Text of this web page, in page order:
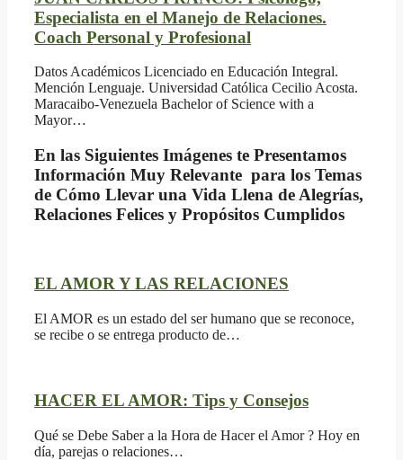
Especialista en el Manejo de Relaciones.
Coach Personal y Profesional
Datos Académicos Licenciado en Educación Integral.
Mención Lenguaje. Universidad Católica Cecilio Acosta.
Maracaibo-Venezuela Bachelor of Science with a
Mayor…
En las Siguientes Imágenes te Presentamos
Información Muy Relevante para los Temas
de Cómo Llevar una Vida Llena de Alegrías,
Relaciones Felices y Propósitos Cumplidos
EL AMOR Y LAS RELACIONES
El AMOR es un estado del ser humano que se reconoce,
se recibe o se entrega producto de…
HACER EL AMOR: Tips y Consejos
Qué se Debe Saber a la Hora de Hacer el Amor ? Hoy en
día, parejas o relaciones…